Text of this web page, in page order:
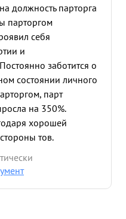
должность парторга
парторгом
себя
и
заботится о
состоянии личного
парт
на 350%.
хорошей
тов.
место в бою. Так
80% награжденных
в боевых